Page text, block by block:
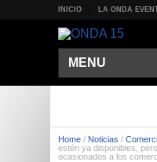
INICIO LA ONDA
MENU
Home / Noticias /
estén ya disponibles,
ocasionados a los